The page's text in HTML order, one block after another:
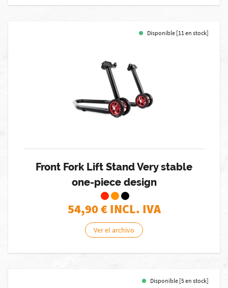
Disponible [11 en stock]
Front Fork Lift Stand Very stable
one-piece design
54,90€ INCL. IVA
Ver el archivo
Disponible [5 en stock]